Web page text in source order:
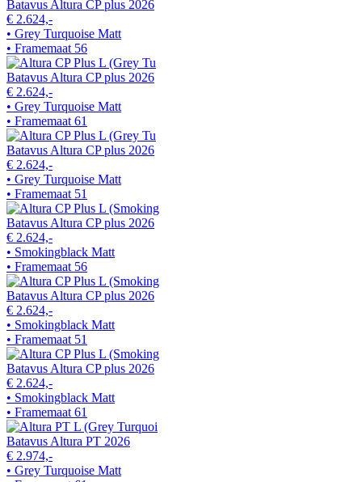
Batavus Altura CP plus 2026
€ 2.624,-
• Grey Turquoise Matt
• Framemaat 56
Batavus Altura CP plus 2026
€ 2.624,-
• Grey Turquoise Matt
• Framemaat 61
Batavus Altura CP plus 2026
€ 2.624,-
• Grey Turquoise Matt
• Framemaat 51
Batavus Altura CP plus 2026
€ 2.624,-
• Smokingblack Matt
• Framemaat 56
Batavus Altura CP plus 2026
€ 2.624,-
• Smokingblack Matt
• Framemaat 51
Batavus Altura CP plus 2026
€ 2.624,-
• Smokingblack Matt
• Framemaat 61
Batavus Altura PT 2026
€ 2.974,-
• Grey Turquoise Matt